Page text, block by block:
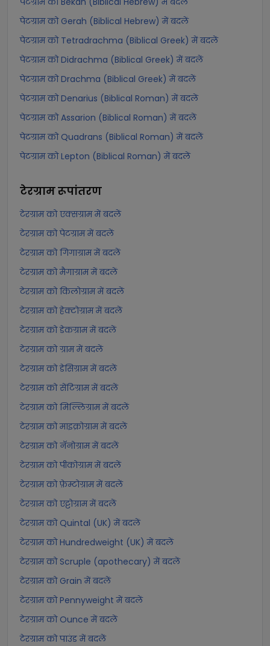
पेटग्राम को Gerah (Biblical Hebrew) में बदलें
पेटग्राम को Tetradrachma (Biblical Greek) में बदलें
पेटग्राम को Didrachma (Biblical Greek) में बदलें
पेटग्राम को Drachma (Biblical Greek) में बदलें
पेटग्राम को Denarius (Biblical Roman) में बदलें
पेटग्राम को Assarion (Biblical Roman) में बदलें
पेटग्राम को Quadrans (Biblical Roman) में बदलें
पेटग्राम को Lepton (Biblical Roman) में बदलें
टेरग्रामरूपांतरण
टेरग्राम को एक्सग्राम में बदलें
टेरग्राम को पेटग्राम में बदलें
टेरग्राम को गिगाग्राम में बदलें
टेरग्राम को मैगाग्राम में बदलें
टेरग्राम को किलोग्राम में बदलें
टेरग्राम को हेक्टोग्राम में बदलें
टेरग्राम को डेकग्राम में बदलें
टेरग्राम को ग्राम में बदलें
टेरग्राम को डेसिग्राम में बदलें
टेरग्राम को सेंटिग्राम में बदलें
टेरग्राम को मिल्लिग्राम में बदलें
टेरग्राम को माइक्रोग्राम में बदलें
टेरग्राम को नॅनोग्राम में बदलें
टेरग्राम को पीकोग्राम में बदलें
टेरग्राम को फ़ेम्टोग्राम में बदलें
टेरग्राम को एट्टोग्राम में बदलें
टेरग्राम को Quintal (UK) में बदलें
टेरग्राम को Hundredweight (UK) में बदलें
टेरग्राम को Scruple (apothecary) में बदलें
टेरग्राम को Grain में बदलें
टेरग्राम को Pennyweight में बदलें
टेरग्राम को Ounce में बदलें
टेरग्राम को पाउंड में बदलें